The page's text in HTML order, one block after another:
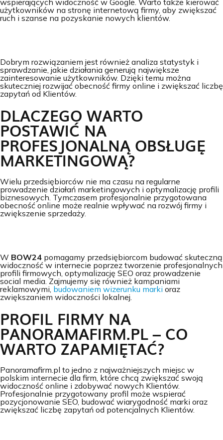
wspierających widoczność w Google. Warto także kierować
użytkowników na stronę internetową firmy, aby zwiększać
ruch i szanse na pozyskanie nowych klientów.
Dobrym rozwiązaniem jest również analiza statystyk i
sprawdzanie, jakie działania generują największe
zainteresowanie użytkowników. Dzięki temu można
skuteczniej rozwijać obecność firmy online i zwiększać liczbę
zapytań od Klientów.
DLACZEGO WARTO
POSTAWIĆ NA
PROFESJONALNĄ OBSŁUGĘ
MARKETINGOWĄ?
Wielu przedsiębiorców nie ma czasu na regularne
prowadzenie działań marketingowych i optymalizację profili
biznesowych. Tymczasem profesjonalnie przygotowana
obecność online może realnie wpływać na rozwój firmy i
zwiększenie sprzedaży.
W BOW24 pomagamy przedsiębiorcom budować skuteczną
widoczność w internecie poprzez tworzenie profesjonalnych
profili firmowych, optymalizację SEO oraz prowadzenie
social media. Zajmujemy się również kampaniami
reklamowymi, budowaniem wizerunku marki oraz
zwiększaniem widoczności lokalnej.
PROFIL FIRMY NA
PANORAMAFIRM.PL – CO
WARTO ZAPAMIĘTAĆ?
Panoramafirm.pl to jedno z najważniejszych miejsc w
polskim internecie dla firm, które chcą zwiększać swoją
widoczność online i zdobywać nowych Klientów.
Profesjonalnie przygotowany profil może wspierać
pozycjonowanie SEO, budować wiarygodność marki oraz
zwiększać liczbę zapytań od potencjalnych Klientów.